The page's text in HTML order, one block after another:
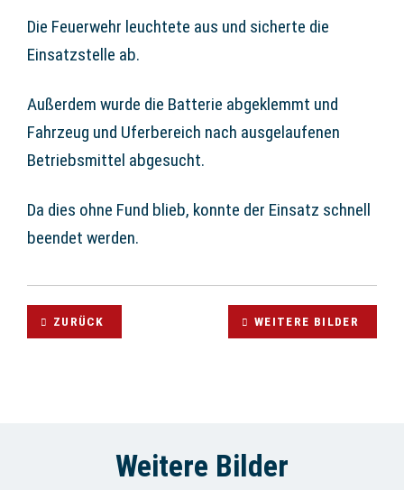
Die Feuerwehr leuchtete aus und sicherte die
Einsatzstelle ab.
Außerdem wurde die Batterie abgeklemmt und
Fahrzeug und Uferbereich nach ausgelaufenen
Betriebsmittel abgesucht.
Da dies ohne Fund blieb, konnte der Einsatz schnell
beendet werden.
ZURÜCK WEITERE BILDER
Weitere Bilder